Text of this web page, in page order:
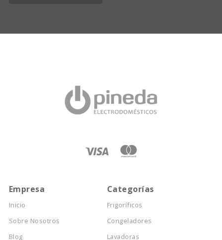
Empresa
Inicio
Sobre Nosotros
Blog
Categorías
Frigoríficos
Congeladores
Lavadoras